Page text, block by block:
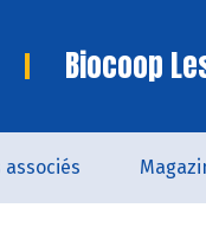
Biocoop
associés